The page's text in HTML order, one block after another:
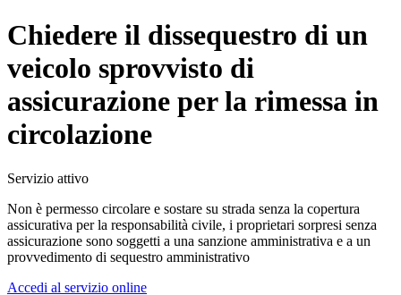
Chiedere il dissequestro di un
veicolo sprovvisto di
assicurazione per la rimessa in
circolazione
Servizio attivo
Non è permesso circolare e sostare su strada senza la copertura
assicurativa per la responsabilità civile, i proprietari sorpresi senza
assicurazione sono soggetti a una sanzione amministrativa e a un
provvedimento di sequestro amministrativo
Accedi al servizio online